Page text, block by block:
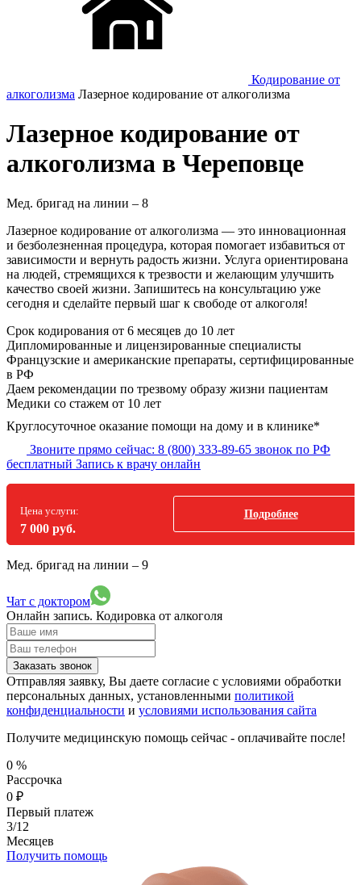
Кодирование от
алкоголизма Лазерное кодирование от алкоголизма
Лазерное кодирование от
алкоголизма в Череповце
Мед. бригад на линии – 8
Лазерное кодирование от алкоголизма — это инновационная
и безболезненная процедура, которая помогает избавиться от
зависимости и вернуть радость жизни. Услуга ориентирована
на людей, стремящихся к трезвости и желающим улучшить
качество своей жизни. Запишитесь на консультацию уже
сегодня и сделайте первый шаг к свободе от алкоголя!
Срок кодирования от 6 месяцев до 10 лет
Дипломированные и лицензированные специалисты
Французские и американские препараты, сертифицированные
в РФ
Даем рекомендации по трезвому образу жизни пациентам
Медики со стажем от 10 лет
Круглосуточное оказание помощи на дому и в клинике*
Звоните прямо сейчас: 8 (800) 333-89-65 звонок по РФ
бесплатный Запись к врачу онлайн
Цена услуги:
7 000 руб.
Подробнее
Мед. бригад на линии – 9
Чат с доктором
Онлайн запись. Кодировка от алкоголя
Заказать звонок
Отправляя заявку, Вы даете согласие с условиями обработки
персональных данных, установленными политикой
конфиденциальности и условиями использования сайта
Получите медицинскую помощь сейчас - оплачивайте после!
0 %
Рассрочка
0 ₽
Первый платеж
3/12
Месяцев
Получить помощь